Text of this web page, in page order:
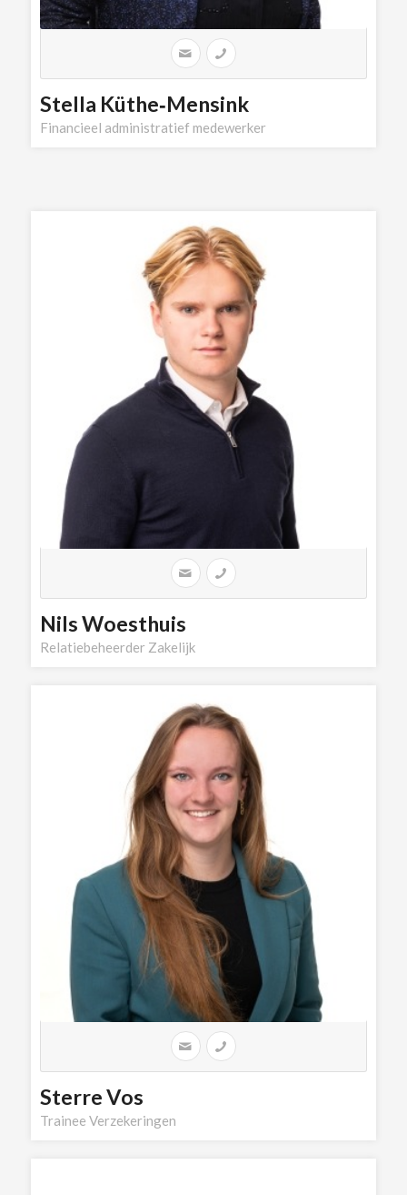
Stella Küthe‑Mensink
Financieel administratief medewerker
Nils Woesthuis
Relatiebeheerder Zakelijk
Sterre Vos
Trainee Verzekeringen